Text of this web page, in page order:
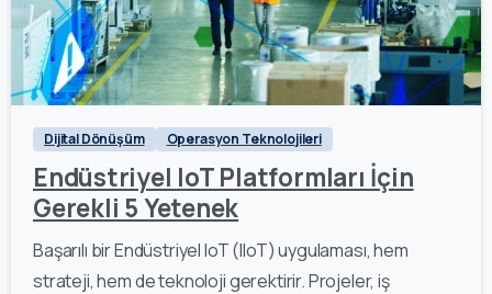
0
Dijital Dönüşüm Operasyon Teknolojileri
Endüstriyel IoT Platformları İçin
Gerekli 5 Yetenek
Başarılı bir Endüstriyel IoT (IIoT) uygulaması, hem
strateji, hem de teknoloji gerektirir. Projeler, iş